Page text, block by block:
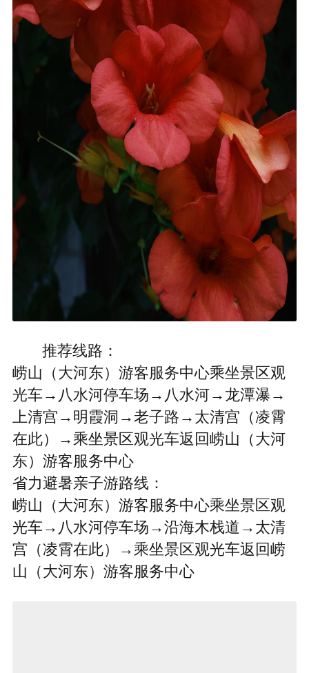
推荐线路：
崂山（大河东）游客服务中心乘坐景区观
光车→八水河停车场→八水河→龙潭瀑→
上清宫→明霞洞→老子路→太清宫（凌霄
在此）→乘坐景区观光车返回崂山（大河
东）游客服务中心
省力避暑亲子游路线：
崂山（大河东）游客服务中心乘坐景区观
光车→八水河停车场→沿海木栈道→太清
宫（凌霄在此）→乘坐景区观光车返回崂
山（大河东）游客服务中心